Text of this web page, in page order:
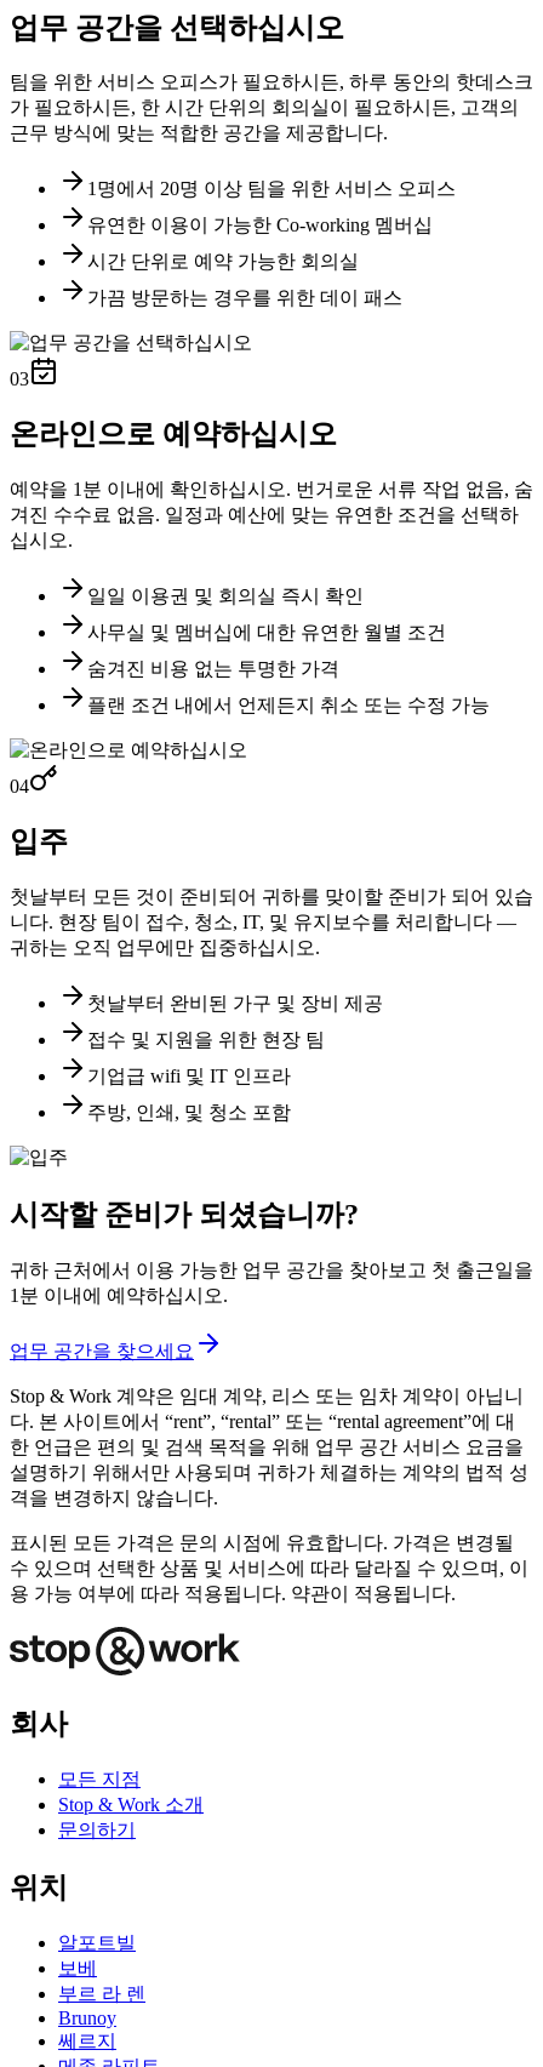
업무 공간을 선택하십시오
팀을 위한 서비스 오피스가 필요하시든, 하루 동안의 핫데스크
가 필요하시든, 한 시간 단위의 회의실이 필요하시든, 고객의
근무 방식에 맞는 적합한 공간을 제공합니다.
1명에서 20명 이상 팀을 위한 서비스 오피스
유연한 이용이 가능한 Co-working 멤버십
시간 단위로 예약 가능한 회의실
가끔 방문하는 경우를 위한 데이 패스
03
온라인으로 예약하십시오
예약을 1분 이내에 확인하십시오. 번거로운 서류 작업 없음, 숨
겨진 수수료 없음. 일정과 예산에 맞는 유연한 조건을 선택하
십시오.
일일 이용권 및 회의실 즉시 확인
사무실 및 멤버십에 대한 유연한 월별 조건
숨겨진 비용 없는 투명한 가격
플랜 조건 내에서 언제든지 취소 또는 수정 가능
04
입주
첫날부터 모든 것이 준비되어 귀하를 맞이할 준비가 되어 있습
니다. 현장 팀이 접수, 청소, IT, 및 유지보수를 처리합니다 —
귀하는 오직 업무에만 집중하십시오.
첫날부터 완비된 가구 및 장비 제공
접수 및 지원을 위한 현장 팀
기업급 wifi 및 IT 인프라
주방, 인쇄, 및 청소 포함
시작할 준비가 되셨습니까?
귀하 근처에서 이용 가능한 업무 공간을 찾아보고 첫 출근일을
1분 이내에 예약하십시오.
업무 공간을 찾으세요
Stop & Work 계약은 임대 계약, 리스 또는 임차 계약이 아닙니
다. 본 사이트에서 “rent”, “rental” 또는 “rental agreement”에 대
한 언급은 편의 및 검색 목적을 위해 업무 공간 서비스 요금을
설명하기 위해서만 사용되며 귀하가 체결하는 계약의 법적 성
격을 변경하지 않습니다.
표시된 모든 가격은 문의 시점에 유효합니다. 가격은 변경될
수 있으며 선택한 상품 및 서비스에 따라 달라질 수 있으며, 이
용 가능 여부에 따라 적용됩니다. 약관이 적용됩니다.
회사
모든 지점
Stop & Work 소개
문의하기
위치
알포트빌
보베
부르 라 렌
Brunoy
쎄르지